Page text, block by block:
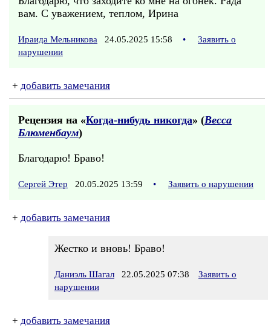
вам. С уважением, теплом, Ирина
Ираида Мельникова 24.05.2025 15:58 •
Заявить о
нарушении
+ добавить замечания
Рецензия на «Когда-нибудь никогда» (Весса
Блюменбаум)
Благодарю! Браво!
Сергей Этер 20.05.2025 13:59 • Заявить о нарушении
+ добавить замечания
Жестко и вновь! Браво!
Даниэль Шагал 22.05.2025 07:38
Заявить о
нарушении
+ добавить замечания